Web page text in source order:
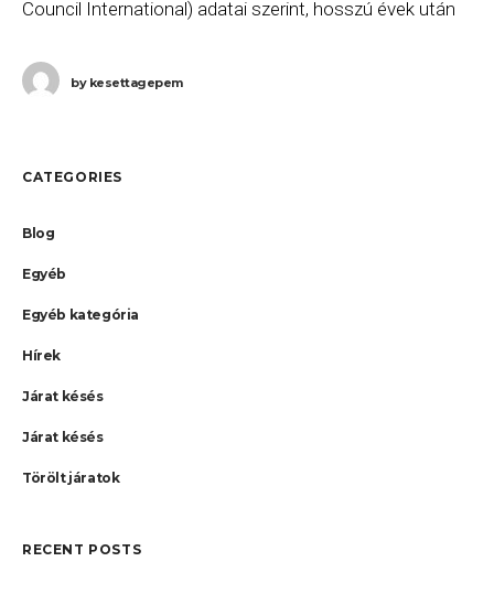
Council International) adatai szerint, hosszú évek után
listáján: az „örökös
bykesettagepem
CATEGORIES
Blog
Egyéb
Egyéb kategória
Hírek
Járat késés
Járat késés
Törölt járatok
RECENT POSTS